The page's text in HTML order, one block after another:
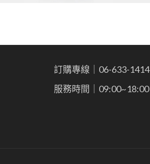
訂購專線｜06-633-1414
服務時間｜09:00~18:00